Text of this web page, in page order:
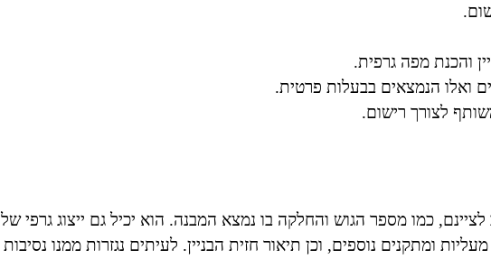
והכנת מפה גרפית.
ואלו הנמצאים בבעלות פרטית.
לצורך רישום.
כמו מספר הגוש והחלקה בו נמצא המבנה. הוא יכיל גם ייצוג גרפי של
ומתקנים נוספים, וכן תיאור חזית הבניין. לעיתים נגזרות ממנו נסיבות